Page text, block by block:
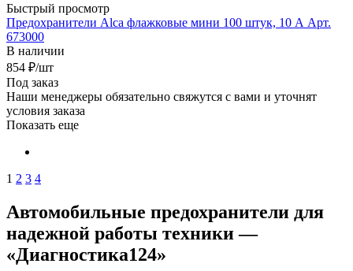
Быстрый просмотр
Предохранители Alca флажковые мини 100 штук, 10 А Арт.
673000
В наличии
854 ₽/шт
Под заказ
Наши менеджеры обязательно свяжутся с вами и уточнят
условия заказа
Показать еще
1 2 3 4
Автомобильные предохранители для
надежной работы техники —
«Диагностика124»